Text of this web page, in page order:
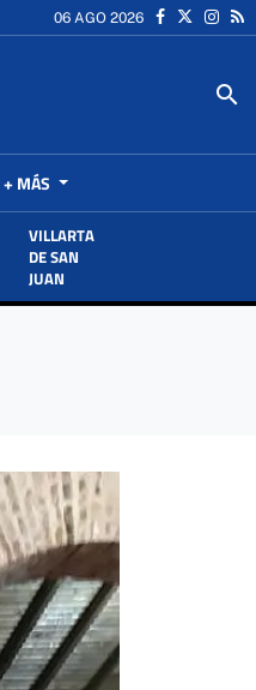
06 AGO 2026
search
+ MÁS
VILLARTA
DE SAN
JUAN